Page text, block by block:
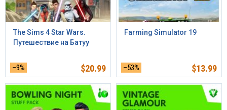
The Sims 4 Star Wars.
Путешествие на Батуу
–9% $20.99
Farming Simulator 19
–53% $13.99